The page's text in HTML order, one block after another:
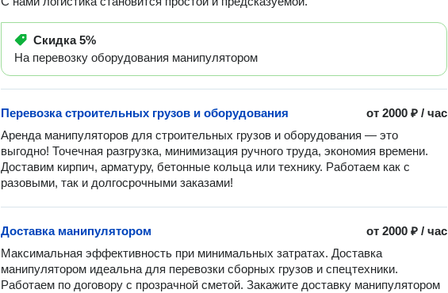
Скидка5%
На перевозку оборудования манипулятором
от2000 ₽ /час
Перевозка строительных грузов и оборудования
Аренда манипуляторов для строительных грузов и оборудования — это
выгодно! Точечная разгрузка, минимизация ручного труда, экономия времени.
Доставим кирпич, арматуру, бетонные кольца или технику. Работаем как с
разовыми, так и долгосрочными заказами!
от2000 ₽ /час
Доставка манипулятором
Максимальная эффективность при минимальных затратах. Доставка
манипулятором идеальна для перевозки сборных грузов и спецтехники.
Работаем по договору с прозрачной сметой. Закажите доставку манипулятором